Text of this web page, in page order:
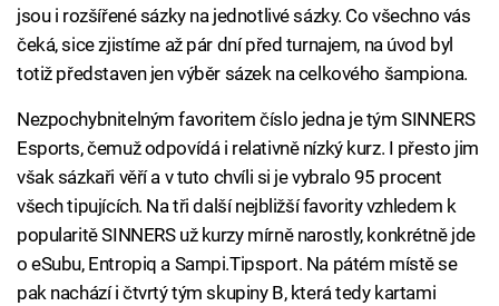
jsou i rozšířené sázky na jednotlivé sázky. Co všechno vás
čeká, sice zjistíme až pár dní před turnajem, na úvod byl
totiž představen jen výběr sázek na celkového šampiona.
Nezpochybnitelným favoritem číslo jedna je tým SINNERS
Esports, čemuž odpovídá i relativně nízký kurz. I přesto jim
však sázkaři věří a v tuto chvíli si je vybralo 95 procent
všech tipujících. Na tři další nejbližší favority vzhledem k
popularitě SINNERS už kurzy mírně narostly, konkrétně jde
o eSubu, Entropiq a Sampi.Tipsport. Na pátém místě se
pak nachází i čtvrtý tým skupiny B, která tedy kartami